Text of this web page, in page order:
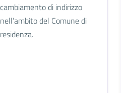
cambiamento di indirizzo
nell’ambito del Comune di
residenza.